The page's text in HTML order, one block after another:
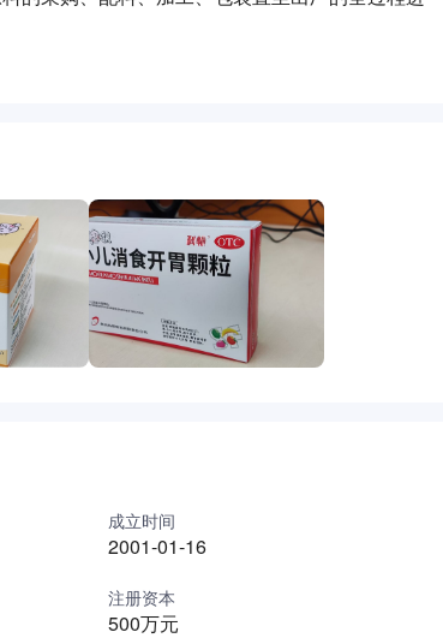
正加大力度，进一步强化企业管理，以确保优质
成立时间
2001-01-16
注册资本
500万元